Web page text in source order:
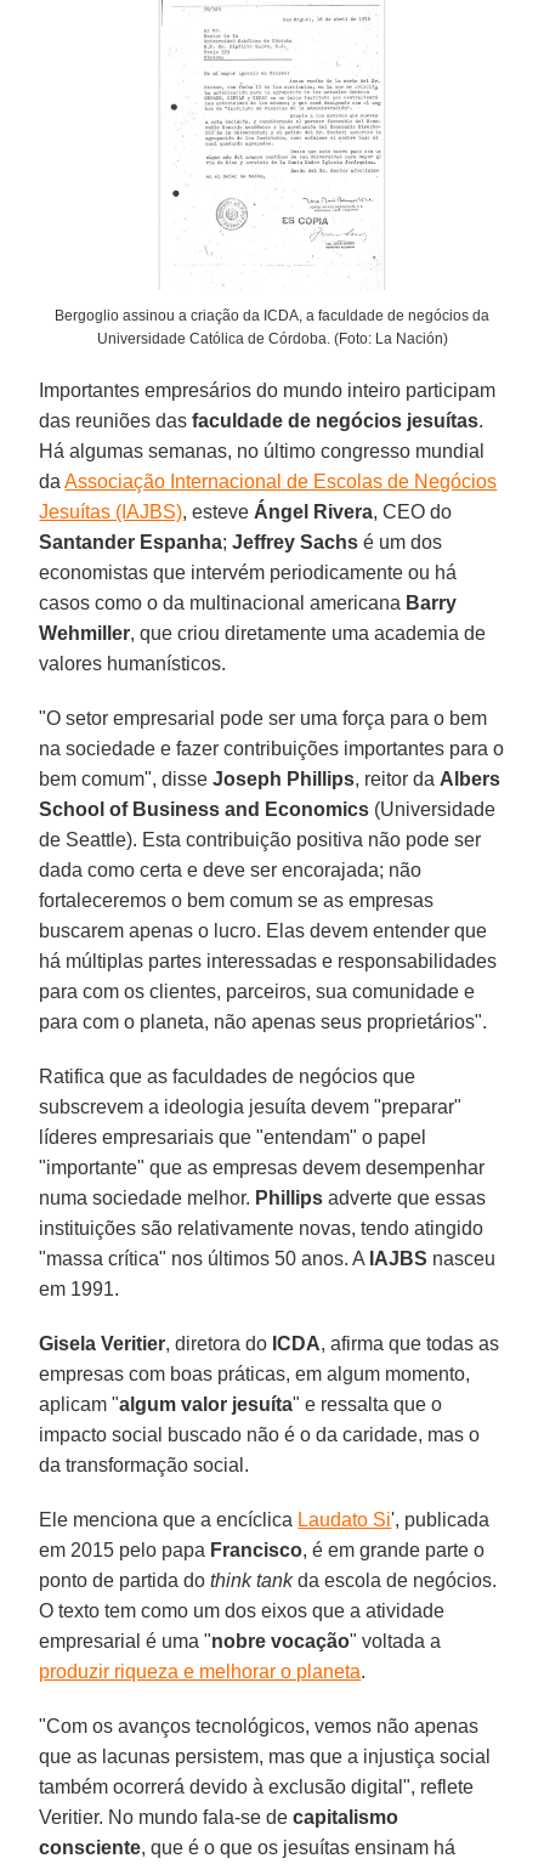
Bergoglio assinou a criação da ICDA, a faculdade de negócios da
Universidade Católica de Córdoba. (Foto: La Nación)
Importantes empresários do mundo inteiro participam
das reuniões dasfaculdade de negócios jesuítas.
Há algumas semanas, no último congresso mundial
daAssociação Internacional de Escolas de Negócios
Jesuítas (IAJBS), esteve Ángel Rivera, CEO do
Santander Espanha;Jeffrey Sachs é um dos
economistas que intervém periodicamente ou há
casos como o da multinacional americana Barry
Wehmiller, que criou diretamente uma academia de
valores humanísticos.
"O setor empresarial pode ser uma força para o bem
na sociedade e fazer contribuições importantes para o
bem comum", disseJoseph Phillips, reitor da Albers
School of Business and Economics (Universidade
de Seattle). Esta contribuição positiva não pode ser
dada como certa e deve ser encorajada; não
fortaleceremos o bem comum se as empresas
buscarem apenas o lucro. Elas devem entender que
há múltiplas partes interessadas e responsabilidades
para com os clientes, parceiros, sua comunidade e
para com o planeta, não apenas seus proprietários".
Ratifica que as faculdades de negócios que
subscrevem a ideologia jesuíta devem "preparar"
líderes empresariais que "entendam" o papel
"importante" que as empresas devem desempenhar
numa sociedade melhor. Phillips adverte que essas
instituições são relativamente novas, tendo atingido
"massa crítica" nos últimos 50 anos. A IAJBS nasceu
em 1991.
Gisela Veritier, diretora do ICDA, afirma que todas as
empresas com boas práticas, em algum momento,
aplicam "algum valor jesuíta" e ressalta que o
impacto social buscado não é o da caridade, mas o
da transformação social.
Ele menciona que a encíclica Laudato Si', publicada
em 2015 pelo papa Francisco, é em grande parte o
ponto de partida dothink tankda escola de negócios.
O texto tem como um dos eixos que a atividade
empresarial é uma "nobre vocação" voltada a
produzir riqueza e melhorar o planeta.
"Com os avanços tecnológicos, vemos não apenas
que as lacunas persistem, mas que a injustiça social
também ocorrerá devido à exclusão digital", reflete
Veritier. No mundo fala-se decapitalismo
consciente, que é o que os jesuítas ensinam há